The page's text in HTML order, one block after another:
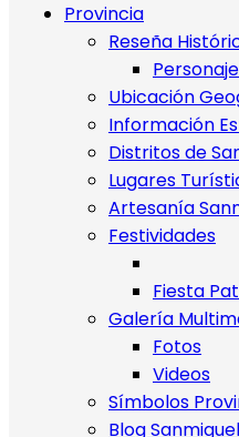
Provincia
Reseña
Ubicación
Información
Distritos de
Lugares
Artesanía
Festividades
Fiesta
Galería
Fotos
Videos
Símbolos
Blog